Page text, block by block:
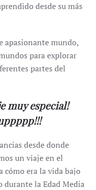
desde su más
apasionante mundo,
para explorar
partes del
muy especial!
desde donde
un viaje en el
cómo era la vida bajo
durante la Edad Media